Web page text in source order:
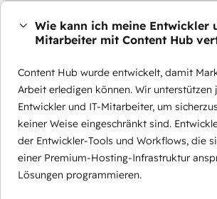
Wie kann ich meine Entwickler
Mitarbeiter mit Content Hub
Content Hub wurde entwickelt, damit
Arbeit erledigen können. Wir unterstützen
Entwickler und IT-Mitarbeiter, um
keiner Weise eingeschränkt sind.
der Entwickler-Tools und Workflows, die
einer Premium-Hosting-Infrastruktur
Lösungen programmieren.